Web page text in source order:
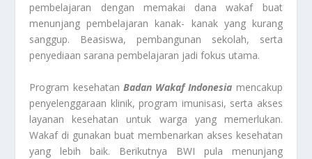
pembelajaran dengan memakai dana wakaf buat
menunjang pembelajaran kanak- kanak yang kurang
sanggup. Beasiswa, pembangunan sekolah, serta
penyediaan sarana pembelajaran jadi fokus utama.
Program kesehatan Badan Wakaf Indonesia mencakup
penyelenggaraan klinik, program imunisasi, serta akses
layanan kesehatan untuk warga yang memerlukan.
Wakaf di gunakan buat membenarkan akses kesehatan
yang lebih baik. Berikutnya BWI pula menunjang